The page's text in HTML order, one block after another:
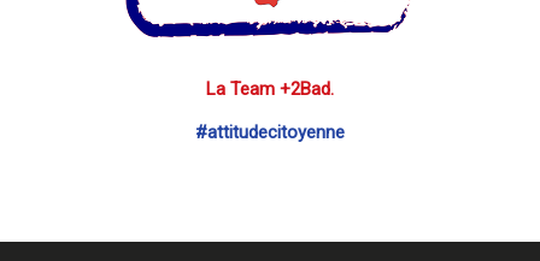
La Team +2Bad.
#attitudecitoyenne